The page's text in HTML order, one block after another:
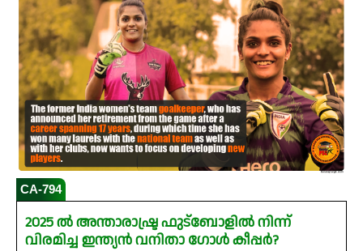
CA-794
2025 ൽ അന്താരാഷ്ട്ര ഫുട്ബോളിൽ നിന്ന്
വിരമിച്ച ഇന്ത്യൻ വനിതാ ഗോൾ കീപ്പർ?